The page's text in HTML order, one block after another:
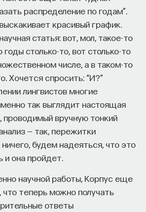
распределение по годам”.
красивый график.
статья: вот, мол, такое-то
годы столько-то, вот столько-то
числе, а в таком-то
Хочется спросить: “И?”
лингвистов многие
так выглядит настоящая
проводимый вручную тонкий
— так, пережитки
будем надеяться, что это
и она пройдет.
научной работы, Корпус еще
что теперь можно получать
ответы
свой вклад в дело
ПОСТНАУКУ
века. Одна из загадок — кто
их вставляли. Шахматов
появляются не только годовые
интересно. Сначала это
происходит в Киеве, потом
Таманском полуострове, потом
опять в Тмутаракани, потом
Шахматов, который создал
изучения летописных
XIX–XX веков, пришел к выводу,
в Тмутаракань, потом
возвращался в Тмутаракань,
Это был Никон Великий, или